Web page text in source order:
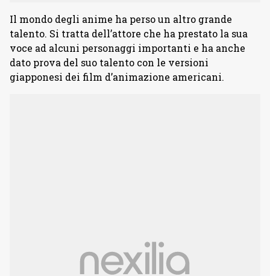
Il mondo degli anime ha perso un altro grande
talento. Si tratta dell’attore che ha prestato la sua
voce ad alcuni personaggi importanti e ha anche
dato prova del suo talento con le versioni
giapponesi dei film d’animazione americani.